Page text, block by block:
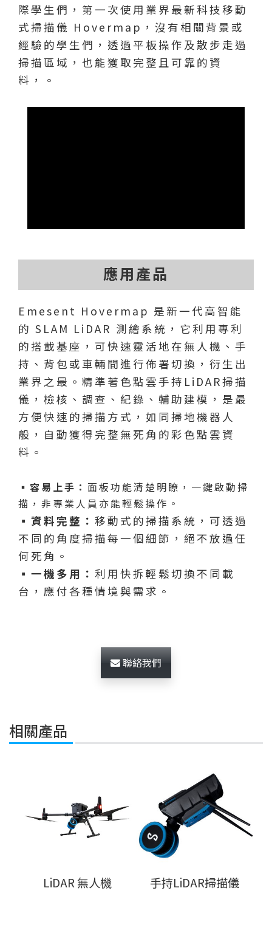
際學生們，第一次使用業界最新科技移動
式掃描儀 Hovermap，沒有相關背景或
經驗的學生們，透過平板操作及散步走過
掃描區域，也能獲取完整且可靠的資
料，。
應用產品
Emesent Hovermap 是新一代高智能
的 SLAM LiDAR 測繪系統，它利用專利
的搭載基座，可快速靈活地在無人機、手
持、背包或車輛間進行佈署切換，衍生出
業界之最。精準著色點雲手持LiDAR掃描
儀，檢核、調查、紀錄、輔助建模，是最
方便快速的掃描方式，如同掃地機器人
般，自動獲得完整無死角的彩色點雲資
料。
▪︎容易上手： 面板功能清楚明瞭，一鍵啟動掃
描，非專業人員亦能輕鬆操作。
▪︎資料完整： 移動式的掃描系統，可透過
不同的角度掃描每一個細節，絕不放過任
何死角。
▪︎ 一機多用： 利用快拆輕鬆切換不同載
台，應付各種情境與需求。
聯絡我們
相關產品
LiDAR 無人機 手持LiDAR掃描儀